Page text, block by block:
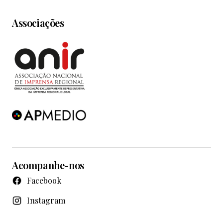
Associações
Acompanhe-nos
Facebook
Instagram